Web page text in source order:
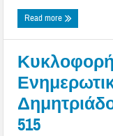
Read more
515